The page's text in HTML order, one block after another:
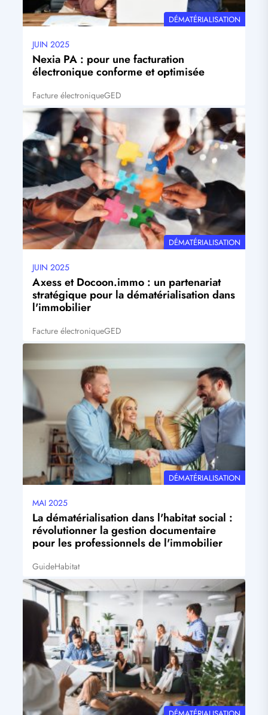
THÉMATIQUE
DÉMATÉRIALISATION
Date
mise
à
jour
JUIN 2025
Nexia PA : pour une facturation
électronique conforme et optimisée
Tags
Facture électroniqueGED
Visuel
principal
THÉMATIQUE
DÉMATÉRIALISATION
Date
mise
à
jour
JUIN 2025
Axess et Docoon.immo : un partenariat
stratégique pour la dématérialisation dans
l'immobilier
Tags
Facture électroniqueGED
principal
THÉMATIQUE
DÉMATÉRIALISATION
Date
mise
à
jour
MAI 2025
La dématérialisation dans l'habitat social :
révolutionner la gestion documentaire
pour les professionnels de l'immobilier
Tags
GuideHabitat
Visuel
principal
THÉMATIQUE